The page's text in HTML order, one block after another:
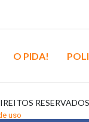
O PIDA!
uso